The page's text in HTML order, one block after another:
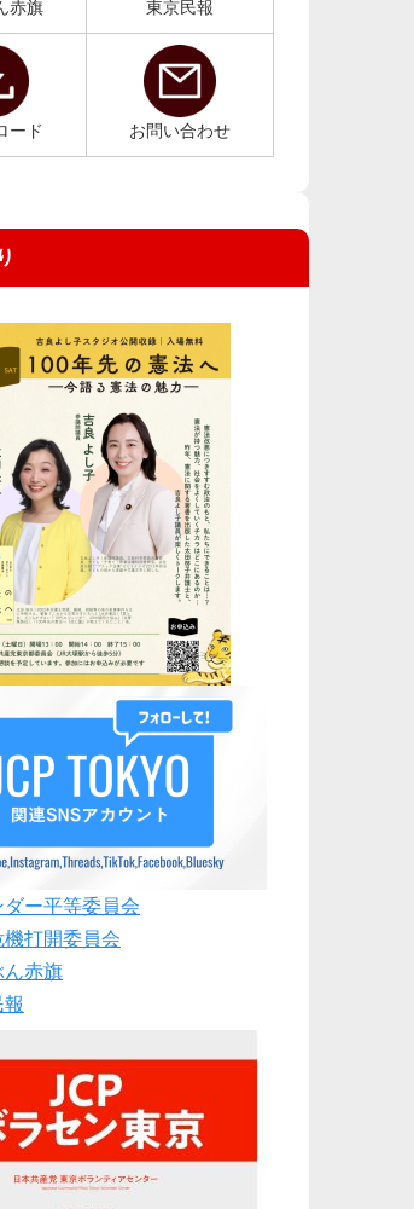
赤旗 東京民報
ード お問い合わせ
ダー平等委員会
機打開委員会
ん赤旗